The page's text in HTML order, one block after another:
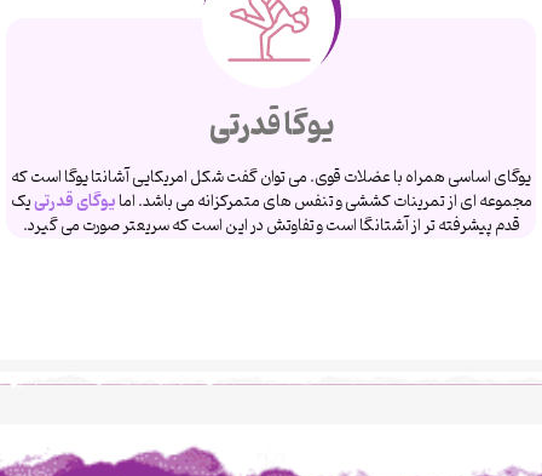
یوگا قدرتی
یوگای اساسی همراه با عضلات قوی. می توان گفت شکل امریکایی آشانتا یوگا است که
مجموعه ای از تمرینات کششی و تنفس های متمرکزانه می باشد. امایوگای قدرتییک
قدم پیشرفته تر از آشتانگا است و تفاوتش در این است که سریعتر صورت می گیرد.